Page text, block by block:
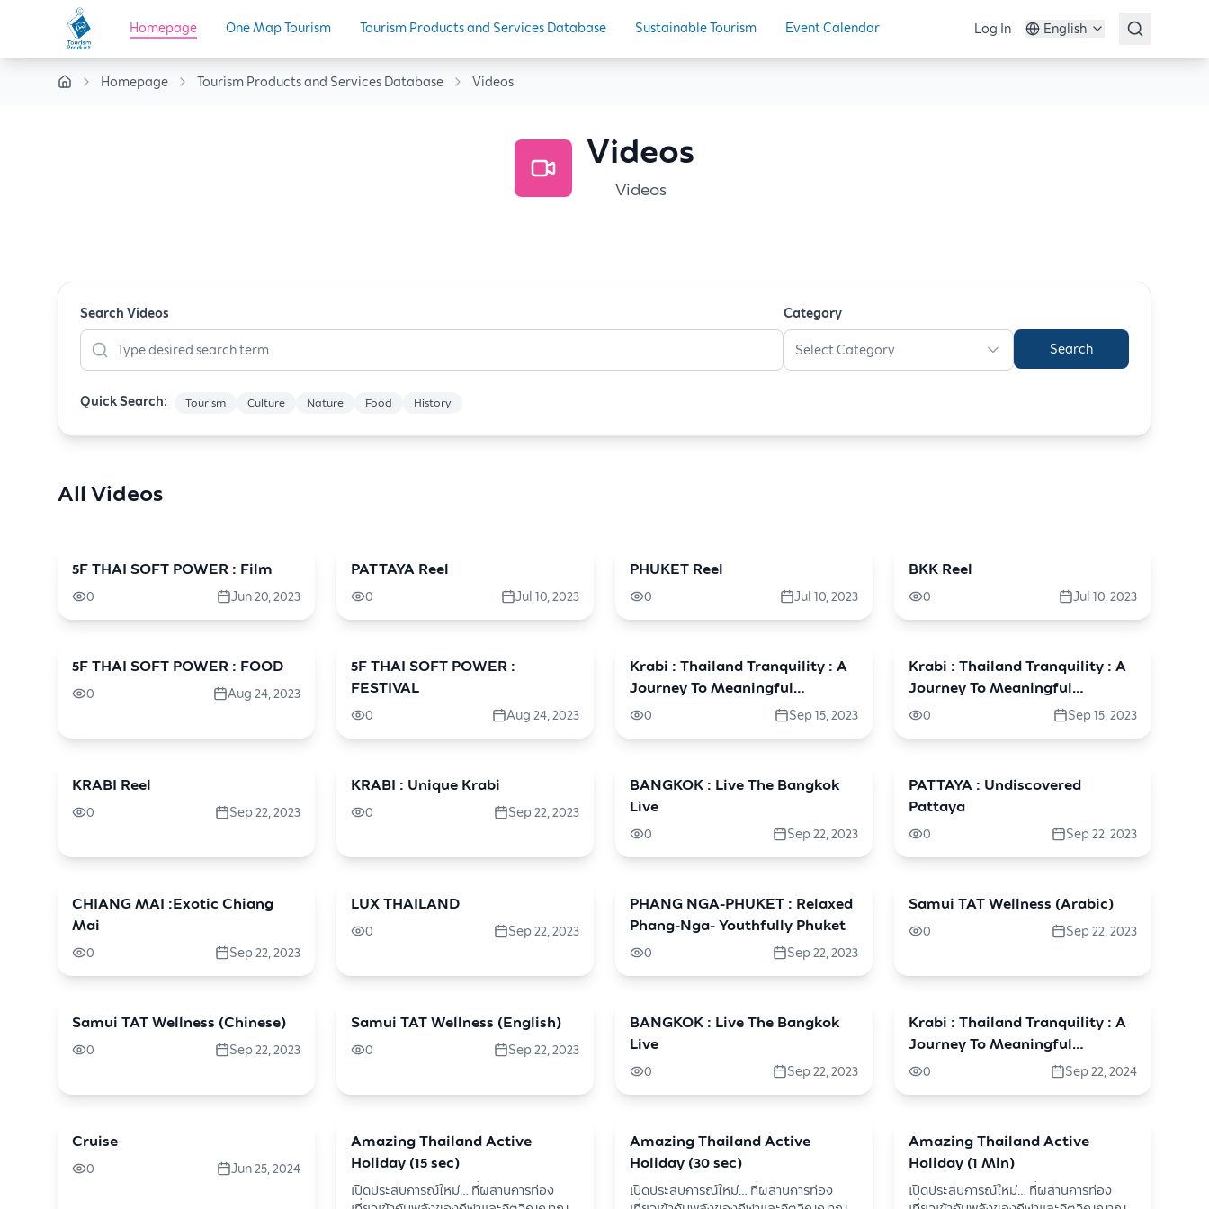
Homepage One Map Tourism Tourism Products and Services Database Sustainable Tourism Event Calendar Log In English
Homepage Tourism Products and Services Database Videos
Videos
Videos
Search Videos
Category
Select Category
Search
Quick Search: Tourism Culture Nature Food History
All Videos
travel
5F THAI SOFT POWER : Film
0 Jun 20, 2023
travel
PATTAYA Reel
0 Jul 10, 2023
travel
PHUKET Reel
0 Jul 10, 2023
travel
BKK Reel
0 Jul 10, 2023
travel
5F THAI SOFT POWER : FOOD
0 Aug 24, 2023
travel
5F THAI SOFT POWER :
FESTIVAL
0 Aug 24, 2023
travel
Krabi : Thailand Tranquility : A
Journey To Meaningful
Wellness (Arabic)
0 Sep 15, 2023
travel
Krabi : Thailand Tranquility : A
Journey To Meaningful
Wellness (China)
0 Sep 15, 2023
travel
KRABI Reel
0 Sep 22, 2023
travel
KRABI : Unique Krabi
0 Sep 22, 2023
travel
BANGKOK : Live The Bangkok
Live
0 Sep 22, 2023
travel
PATTAYA : Undiscovered
Pattaya
0 Sep 22, 2023
travel
CHIANG MAI :Exotic Chiang
Mai
0 Sep 22, 2023
travel
LUX THAILAND
0 Sep 22, 2023
travel
PHANG NGA-PHUKET : Relaxed
Phang-Nga- Youthfully Phuket
0 Sep 22, 2023
travel
Samui TAT Wellness (Arabic)
0 Sep 22, 2023
travel
Samui TAT Wellness (Chinese)
0 Sep 22, 2023
travel
Samui TAT Wellness (English)
0 Sep 22, 2023
travel
BANGKOK : Live The Bangkok
Live
0 Sep 22, 2023
travel
Krabi : Thailand Tranquility : A
Journey To Meaningful
Wellness (English)
0 Sep 22, 2024
travel
Cruise
0 Jun 25, 2024
travel
Amazing Thailand Active
Holiday (15 sec)
เปิดประสบการณ์ใหม่… ที่ผสานการท่อง
travel
Amazing Thailand Active
Holiday (30 sec)
เปิดประสบการณ์ใหม่… ที่ผสานการท่อง
travel
Amazing Thailand Active
Holiday (1 Min)
เปิดประสบการณ์ใหม่… ที่ผสานการท่อง